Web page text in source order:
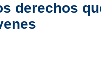
derechos